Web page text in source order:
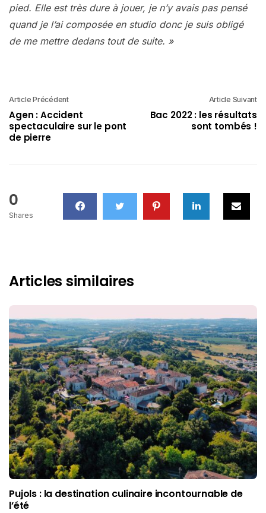
pied. Elle est très dure à jouer, je n’y avais pas pensé
quand je l’ai composée en studio donc je suis obligé
de me mettre dedans tout de suite. »
Article Précédent
Agen : Accident
spectaculaire sur le pont
de pierre
Article Suivant
Bac 2022 : les résultats
sont tombés !
0
Shares
Articles similaires
Pujols : la destination culinaire incontournable de
l’été